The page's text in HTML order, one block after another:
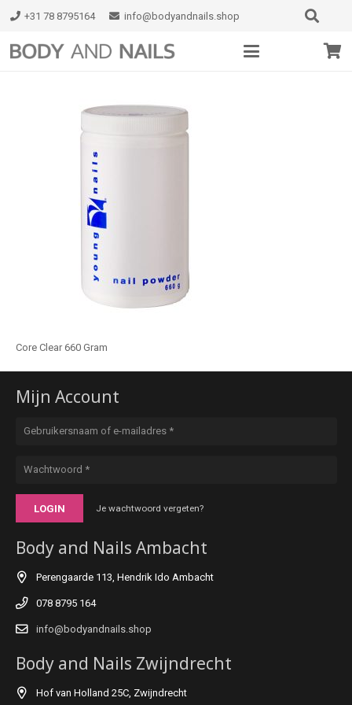
+31 78 8795164 info@bodyandnails.shop
Core Clear 660 Gram
Mijn Account
LOGIN Je wachtwoord vergeten?
Body and Nails Ambacht
Perengaarde 113, Hendrik Ido Ambacht
078 8795 164
info@bodyandnails.shop
Body and Nails Zwijndrecht
Hof van Holland 25C, Zwijndrecht